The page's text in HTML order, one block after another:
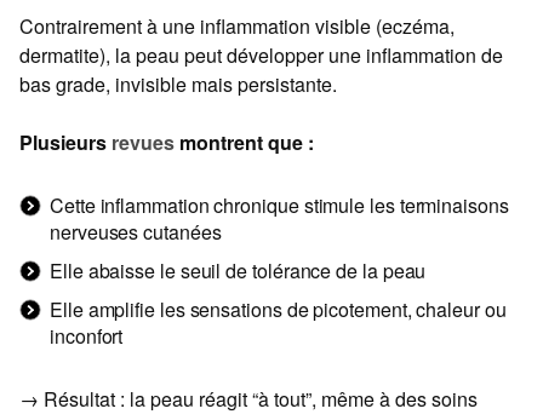
Contrairement à une inflammation visible (eczéma,
dermatite), la peau peut développer une inflammation de
bas grade, invisible mais persistante.
Plusieurs revues montrent que :
Cette inflammation chronique stimule les terminaisons
nerveuses cutanées
Elle abaisse le seuil de tolérance de la peau
Elle amplifie les sensations de picotement, chaleur ou
inconfort
→ Résultat : la peau réagit “à tout”, même à des soins